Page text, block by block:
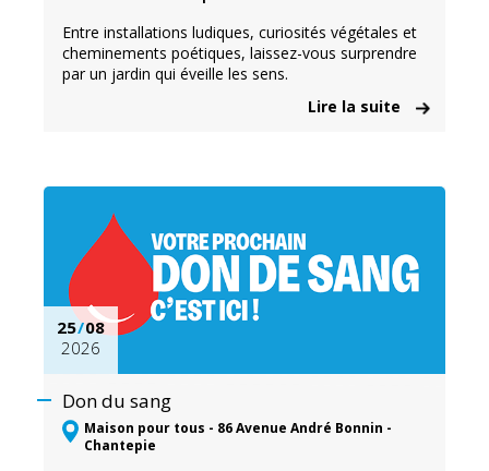
Entre installations ludiques, curiosités végétales et
cheminements poétiques, laissez-vous surprendre
par un jardin qui éveille les sens.
Lire la suite
25/08
2026
Don du sang
Maison pour tous - 86 Avenue André Bonnin -
Chantepie